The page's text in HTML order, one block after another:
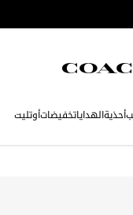
أحذيةالهداياتخفيضاتأوتليت